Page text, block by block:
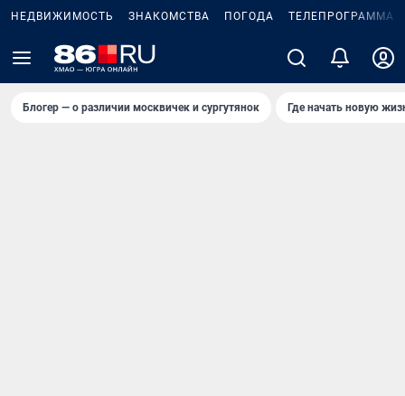
НЕДВИЖИМОСТЬ ЗНАКОМСТВА ПОГОДА ТЕЛЕПРОГРАММА
Блогер — о различии москвичек и сургутянок Где начать новую